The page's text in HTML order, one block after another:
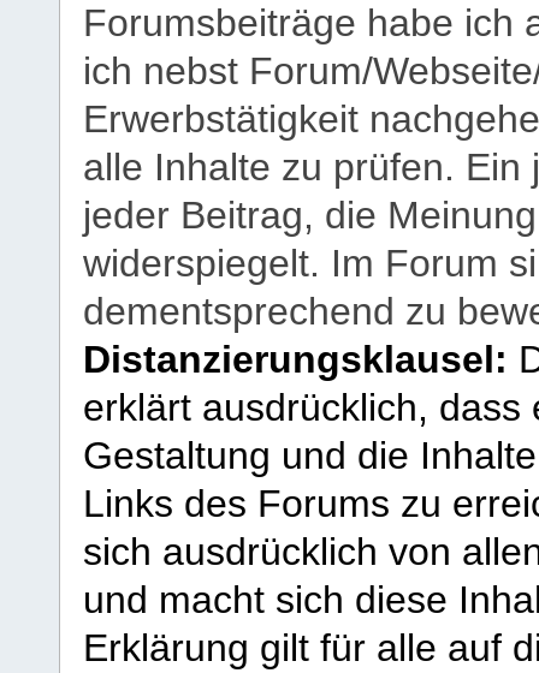
Forumsbeiträge habe ich
ich nebst Forum/
Erwerbstätigkeit
alle Inhalte zu prüfen.
jeder Beitrag, die
widerspiegelt. Im Forum
dementsprechend zu
Distanzierungsklausel:
erklärt ausdrücklich,
Gestaltung und die
Links des Forums zu
sich ausdrücklich von
und macht sich diese
Erklärung gilt für alle auf